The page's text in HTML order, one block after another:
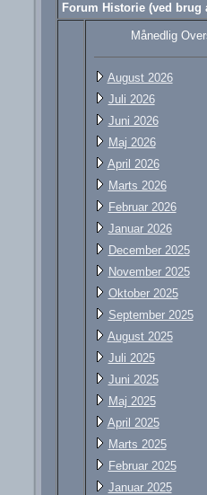
Forum Historie (ved brug
Månedlig
August 2026
Juli 2026
Juni 2026
Maj 2026
April 2026
Marts 2026
Februar 2026
Januar 2026
December 2025
November 2025
Oktober 2025
September 2025
August 2025
Juli 2025
Juni 2025
Maj 2025
April 2025
Marts 2025
Februar 2025
Januar 2025